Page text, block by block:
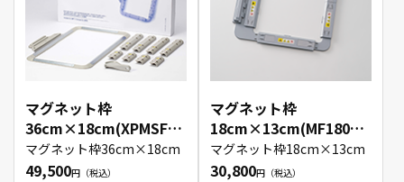
マグネット枠
36cm×18cm(XPMSF36
0AP)
マグネット枠36cm×18cm
49,500
マグネット枠
18cm×13cm(MF180AP
)
マグネット枠18cm×13cm
30,800